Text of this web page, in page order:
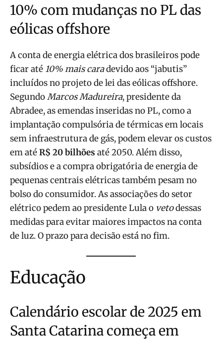
10% com mudanças no PL das
eólicas offshore
A conta de energia elétrica dos brasileiros pode
ficar até 10% mais caradevido aos “jabutis”
incluídos no projeto de lei das eólicas offshore.
SegundoMarcos Madureira, presidente da
Abradee, as emendas inseridas no PL, como a
implantação compulsória de térmicas em locais
sem infraestrutura de gás, podem elevar os custos
em atéR$ 20 bilhões até 2050. Além disso,
subsídios e a compra obrigatória de energia de
pequenas centrais elétricas também pesam no
bolso do consumidor. As associações do setor
elétrico pedem ao presidente Lula o vetodessas
medidas para evitar maiores impactos na conta
de luz. O prazo para decisão está no fim.
Educação
Calendário escolar de 2025 em
Santa Catarina começa em